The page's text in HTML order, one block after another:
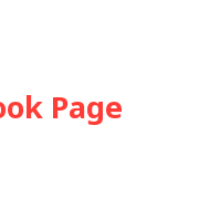
Page